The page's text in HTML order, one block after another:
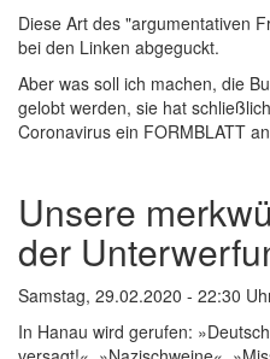
Diese Art des "argumentativen
bei den Linken abgeguckt.
Aber was soll ich machen, die
gelobt werden, sie hat
Coronavirus ein FORMBLATT
Unsere
der
Samstag, 29.02.2020 - 22:30
In Hanau wird gerufen: